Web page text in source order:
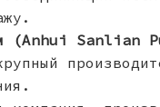
(Anhui Sanlian